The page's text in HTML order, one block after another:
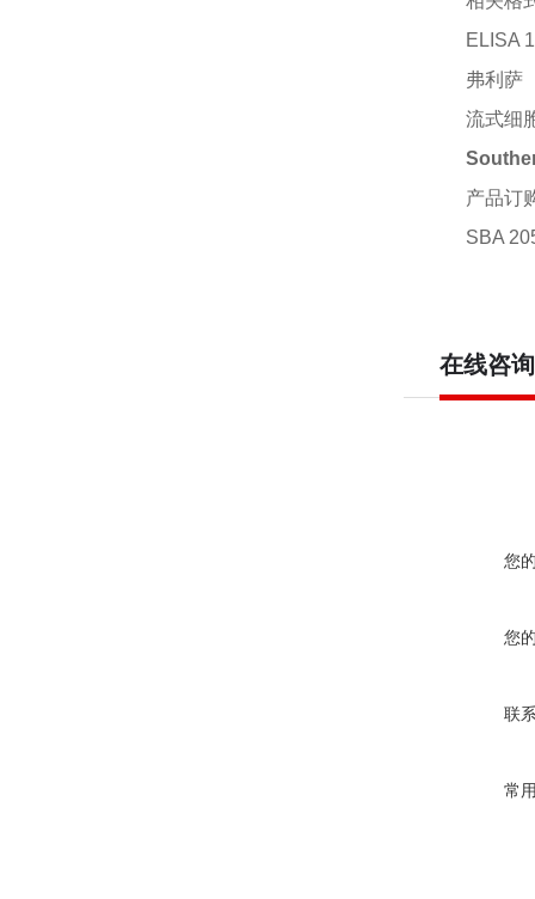
ELISA
弗利萨
流式细
产品订
SBA
在线咨询
您
您
联
常